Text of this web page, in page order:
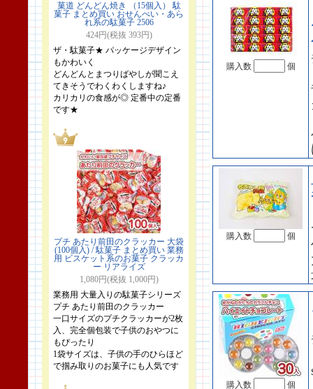
菓道 どんどん焼き （15個入） 駄
菓子 まとめ買い おせんべい・あら
れ系の駄菓子 2506
424円(税抜 393円)
ザ・駄菓子★ パッケージデザイン
もかわいく
どんどんとまつりばやしが聞こえ
てきそうでわくわくしますね♪
カリカリの食感が◎ 定番中の定番
です★
プチ あたり前田のクラッカー 大袋
(100個入) / 駄菓子 まとめ買い 業務
用 ビスケット系のお菓子 クラッカ
ー リアライズ
1,080円(税抜 1,000円)
業務用 大量入りの駄菓子シリーズ
プチ あたり前田のクラッカー
一口サイズのプチクラッカーが2枚
入、完全個包装で子供のおやつに
もぴったり
1袋サイズは、子供の手のひらほど
で掴み取りのお菓子にも人気です
購入数 個
購入数 個
購入数 個